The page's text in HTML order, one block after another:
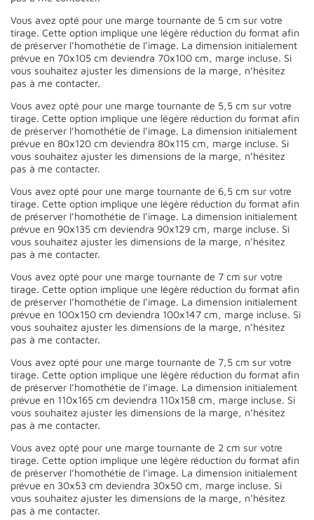
Vous avez opté pour une marge tournante de 5 cm sur votre
tirage. Cette option implique une légère réduction du format afin
de préserver l’homothétie de l’image. La dimension initialement
prévue en 70x105 cm deviendra 70x100 cm, marge incluse. Si
vous souhaitez ajuster les dimensions de la marge, n’hésitez
pas à me contacter.
Vous avez opté pour une marge tournante de 5,5 cm sur votre
tirage. Cette option implique une légère réduction du format afin
de préserver l’homothétie de l’image. La dimension initialement
prévue en 80x120 cm deviendra 80x115 cm, marge incluse. Si
vous souhaitez ajuster les dimensions de la marge, n’hésitez
pas à me contacter.
Vous avez opté pour une marge tournante de 6,5 cm sur votre
tirage. Cette option implique une légère réduction du format afin
de préserver l’homothétie de l’image. La dimension initialement
prévue en 90x135 cm deviendra 90x129 cm, marge incluse. Si
vous souhaitez ajuster les dimensions de la marge, n’hésitez
pas à me contacter.
Vous avez opté pour une marge tournante de 7 cm sur votre
tirage. Cette option implique une légère réduction du format afin
de préserver l’homothétie de l’image. La dimension initialement
prévue en 100x150 cm deviendra 100x147 cm, marge incluse. Si
vous souhaitez ajuster les dimensions de la marge, n’hésitez
pas à me contacter.
Vous avez opté pour une marge tournante de 7,5 cm sur votre
tirage. Cette option implique une légère réduction du format afin
de préserver l’homothétie de l’image. La dimension initialement
prévue en 110x165 cm deviendra 110x158 cm, marge incluse. Si
vous souhaitez ajuster les dimensions de la marge, n’hésitez
pas à me contacter.
Vous avez opté pour une marge tournante de 2 cm sur votre
tirage. Cette option implique une légère réduction du format afin
de préserver l’homothétie de l’image. La dimension initialement
prévue en 30x53 cm deviendra 30x50 cm, marge incluse. Si
vous souhaitez ajuster les dimensions de la marge, n’hésitez
pas à me contacter.